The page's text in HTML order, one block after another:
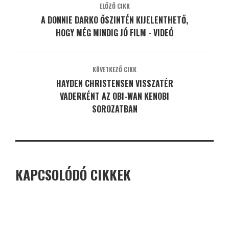
ELŐZŐ CIKK
A DONNIE DARKO ŐSZINTÉN KIJELENTHETŐ,
HOGY MÉG MINDIG JÓ FILM - VIDEÓ
KÖVETKEZŐ CIKK
HAYDEN CHRISTENSEN VISSZATÉR
VADERKÉNT AZ OBI-WAN KENOBI
SOROZATBAN
KAPCSOLÓDÓ CIKKEK